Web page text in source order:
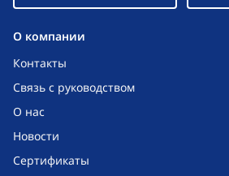
O компании
Контакты
Связь с руководством
О нас
Новости
Сертификаты